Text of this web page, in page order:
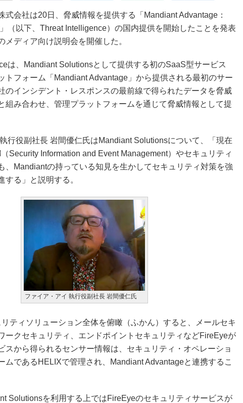
会社は20日、脅威情報を提供する「Mandiant Advantage：
（以下、Threat Intelligence）の国内提供を開始したことを発表
メディア向け説明会を開催した。
は、Mandiant Solutionsとして提供する初のSaaS型サービス
トフォーム「Mandiant Advantage」から提供される最初のサー
のインシデント・レスポンスの最前線で得られたデータを脅威
組み合わせ、管理プラットフォームを通じて脅威情報として提
行役副社長 岩間優仁氏はMandiant Solutionsについて、「現在
Security Information and Event Management）やセキュリティ
、Mandiantの持っている知見を生かしてセキュリティ対策を強
する」と説明する。
ファイア・アイ 執行役副社長 岩間優仁氏
ティソリューション全体を俯瞰（ふかん）すると、メールセキ
ークセキュリティ、エンドポイントセキュリティなどFireEyeが
スから得られるセンサー情報は、セキュリティ・オペレーショ
ムであるHELIXで管理され、Mandiant Advantageと連携するこ
Solutionsを利用する上ではFireEyeのセキュリティサービスが